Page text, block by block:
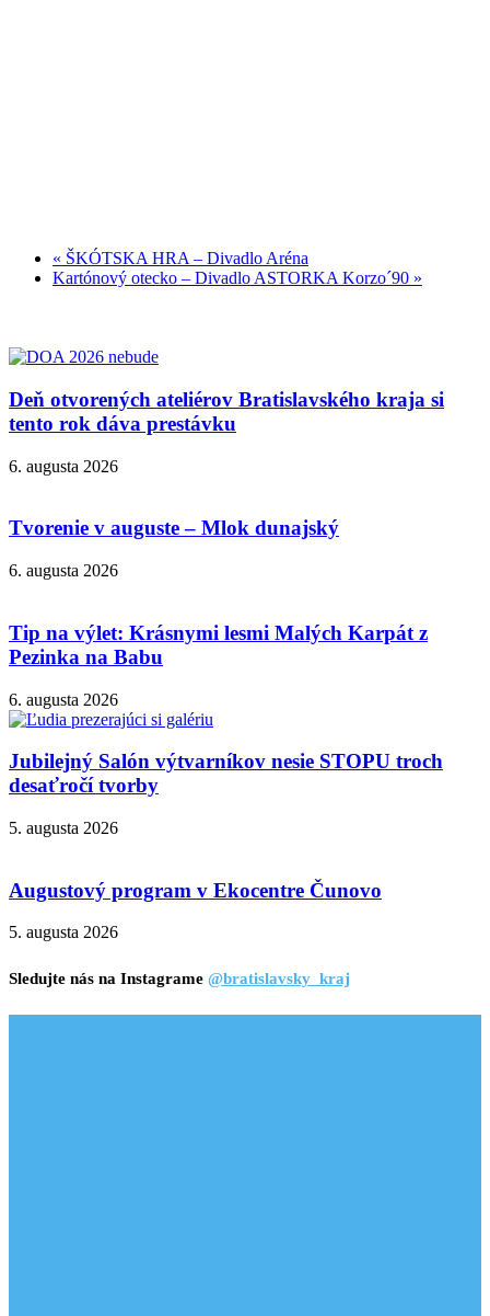
« ŠKÓTSKA HRA – Divadlo Aréna
Kartónový otecko – Divadlo ASTORKA Korzo´90 »
Deň otvorených ateliérov Bratislavského kraja si
tento rok dáva prestávku
6. augusta 2026
Tvorenie v auguste – Mlok dunajský
6. augusta 2026
Tip na výlet: Krásnymi lesmi Malých Karpát z
Pezinka na Babu
6. augusta 2026
Jubilejný Salón výtvarníkov nesie STOPU troch
desaťročí tvorby
5. augusta 2026
Augustový program v Ekocentre Čunovo
5. augusta 2026
Sledujte nás na Instagrame @bratislavsky_kraj